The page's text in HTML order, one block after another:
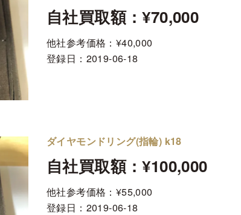
自社買取額：¥70,000
他社参考価格：¥40,000
登録日： 2019-06-18
ダイヤモンドリング(指輪) k18
自社買取額：¥100,000
他社参考価格：¥55,000
登録日： 2019-06-18